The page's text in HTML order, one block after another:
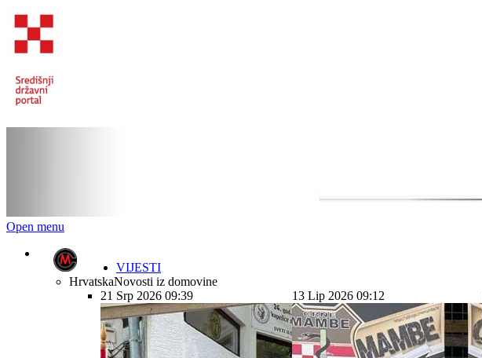
Open menu
VIJESTI
HrvatskaNovosti iz domovine
21 Srp 2026 09:39
13 Lip 2026 09:12